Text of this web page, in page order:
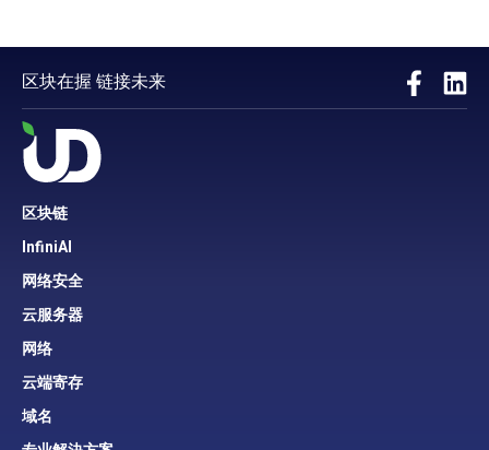
区块在握 链接未来
区块链
InfiniAI
网络安全
云服务器
网络
云端寄存
域名